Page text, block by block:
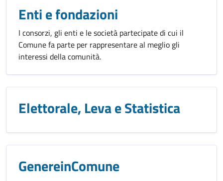
Enti e fondazioni
I consorzi, gli enti e le società partecipate di cui il
Comune fa parte per rappresentare al meglio gli
interessi della comunità.
Elettorale, Leva e Statistica
GenereinComune